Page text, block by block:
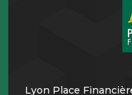
Lyon Place